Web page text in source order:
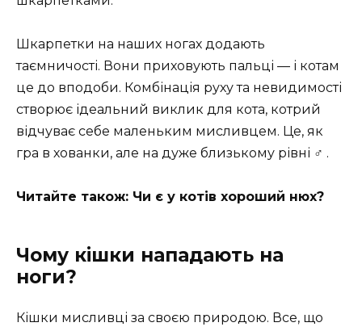
Шкарпетки на наших ногах додають
таємничості. Вони приховують пальці — і котам
це до вподоби. Комбінація руху та невидимості
створює ідеальний виклик для кота, котрий
відчуває себе маленьким мисливцем. Це, як
гра в хованки, але на дуже близькому рівні ‍♂️ .
Читайте також: Чи є у котів хороший нюх?
Чому кішки нападають на
ноги?
Кішки мисливці за своєю природою. Все, що